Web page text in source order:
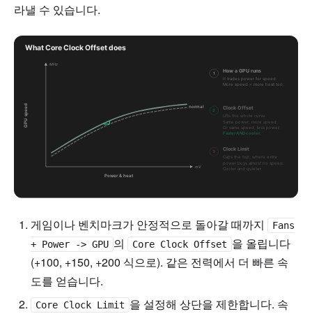
라낼 수 있습니다.
게임이나 벤치마크가 안정적으로 돌아갈 때까지
Fans
+ Power -> GPU 의 Core Clock Offset 을 올립니다
(+100, +150, +200 식으로). 같은 전력에서 더 빠른 속
도를 얻습니다.
Core Clock Limit 을 설정해 상단을 제한합니다. 속